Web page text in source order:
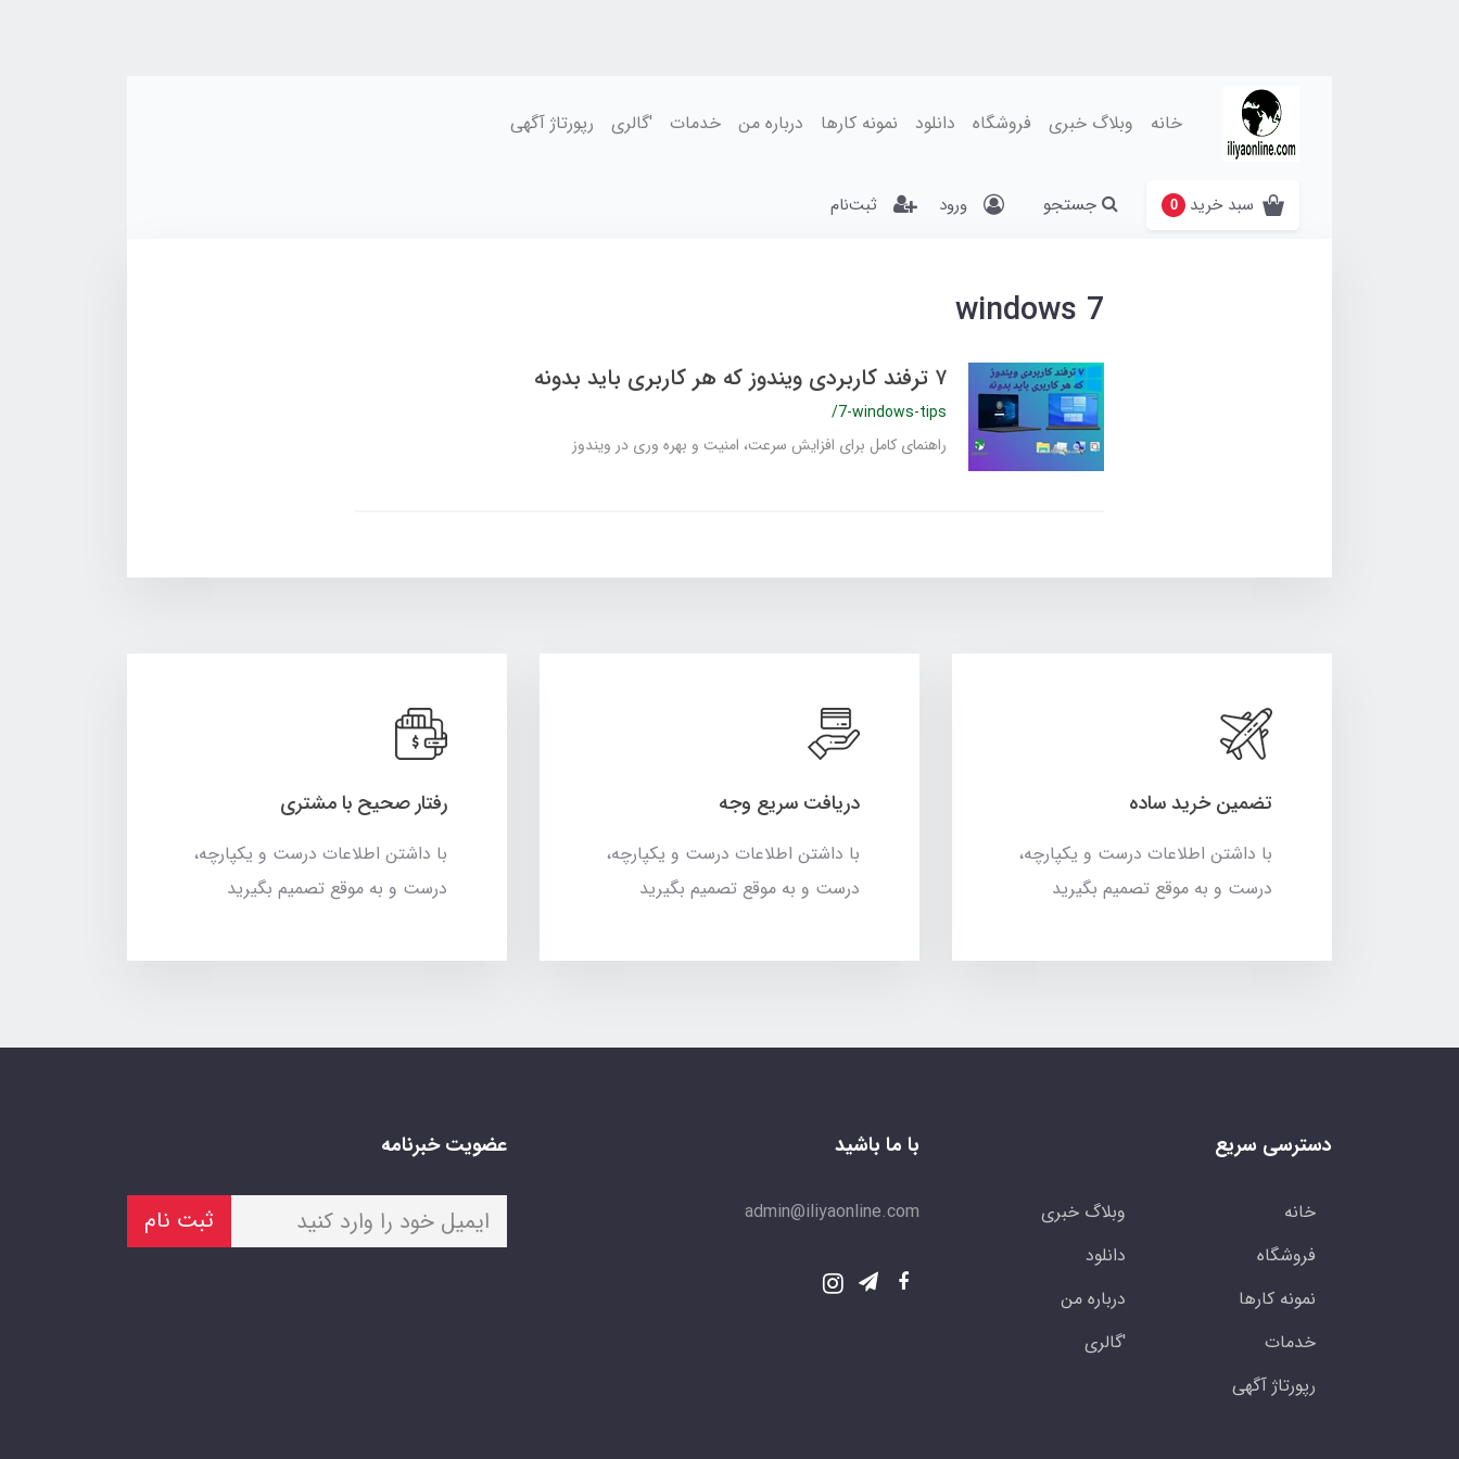
خانه وبلاگ خبری فروشگاه دانلود نمونه کارها درباره من خدمات 'گالری رپورتاژ آگهی
سبد خرید 0 جستجو ورود ثبت‌نام
windows 7
۷ ترفند کاربردی ویندوز که هر کاربری باید بدونه
/7-windows-tips
راهنمای کامل برای افزایش سرعت، امنیت و بهره وری در ویندوز
تضمین خرید ساده
با داشتن اطلاعات درست و یکپارچه،
درست و به موقع تصمیم بگیرید
دریافت سریع وجه
با داشتن اطلاعات درست و یکپارچه،
درست و به موقع تصمیم بگیرید
رفتار صحیح با مشتری
با داشتن اطلاعات درست و یکپارچه،
درست و به موقع تصمیم بگیرید
دسترسی سریع
خانه
وبلاگ خبری
فروشگاه
دانلود
نمونه کارها
درباره من
خدمات
'گالری
رپورتاژ آگهی
با ما باشید
admin@iliyaonline.com
عضویت خبرنامه
ثبت نام